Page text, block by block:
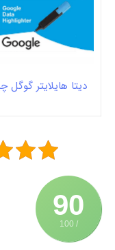
دیتا هایلایتر گوگل
90
/ 100